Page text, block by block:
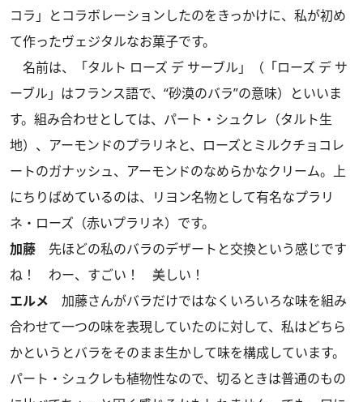
コラ」とコラボレーションしたのをきっかけに、私が初め
て作ったヴェジタルなお菓子です。
名前は、「タルト ローズ デ サーブル」（「ローズ デ サ
ーブル」はフランス語で、“砂漠のバラ”の意味）といいま
す。組み合わせとしては、パート・シュクレ（タルト生
地）、アーモンドのプラリネと、ローズとミルクチョコレ
ートのガナッシュ、アーモンドのなめらかなクリーム。上
にちりばめているのは、リヨン名物として有名なプラリ
ネ・ローズ（赤いプラリネ）です。
加藤 先ほどの私のバラのデザートと交換という感じです
ね！ わー、すごい！ 美しい！
エルメ 加藤さんがバラだけではなくいろいろな味を組み
合わせて一つの味を表現していたのに対して、私はどちら
かというとバラをそのまま生かして味を構成しています。
パート・シュクレも植物性なので、切るときは普通のもの